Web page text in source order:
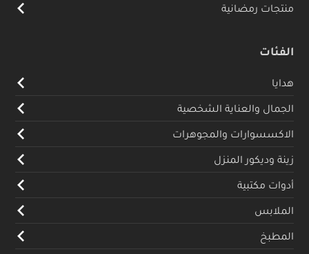
منتجات رمضانية
الفئات
هدايا
الجمال والعناية الشخصية
الاكسسوارات والمجوهرات
زينة وديكور المنزل
أدوات مكتبية
الملابس
المطبخ